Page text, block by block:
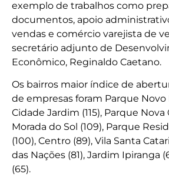
exemplo de trabalhos como
documentos, apoio
vendas e comércio varejista de
secretário adjunto de
Econômico, Reginaldo Caetano.
Os bairros maior índice de
de empresas foram Parque Novo
Cidade Jardim (115), Parque Nova
Morada do Sol (109), Parque
(100), Centro (89), Vila Santa
das Nações (81), Jardim Ipiranga
(65).